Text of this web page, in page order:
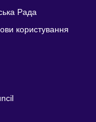
Рада
користування